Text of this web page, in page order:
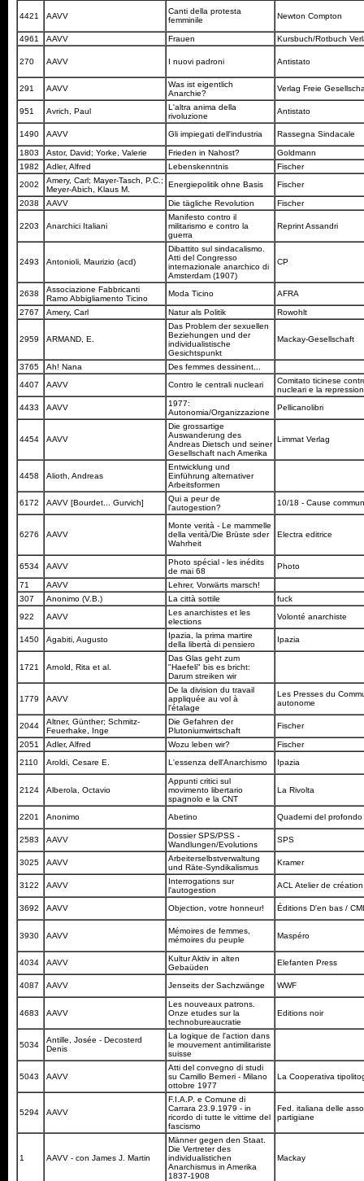
4421 AAVV
Canti della protesta
femminile
Newton Compton
4961 AAVV Frauen Kursbuch/Rotbuch
270 AAVV I nuovi padroni Antistato
291 AAVV
Was ist eigentlich
Anarchie?
Verlag Freie
951 Avrich, Paul
L'altra anima della
rivoluzione
Antistato
1490 AAVV Gli impiegati dell'industria Rassegna Sindacale
1803 Astor, David; Yorke, Valerie Frieden in Nahost?
Goldmann
1982
Adler, Alfred Lebenskenntnis
Fischer
2002
Amery, Carl; Mayer-Tasch, P.C.;
Meyer-Abich, Klaus M.
Energiepolitik ohne Basis Fischer
2038 AAVV Die tägliche Revolution Fischer
2203 Anarchici Italiani
Manifesto contro il
militarismo e contro la
guerra
Reprint Assandri
2493 Antonioli, Maurizio (acd)
Dibattito sul sindacalismo.
Atti del Congresso
internazionale anarchico di
Amsterdam (1907)
CP
2638
Associazione Fabbricanti
Ramo Abbigliamento Ticino
Moda Ticino AFRA
2767 Amery, Carl Natur als Politik Rowohlt
2959 ARMAND, E.
Das Problem der sexuellen
Beziehungen und der
individualistische
Gesichtspunkt
Mackay-Gesellschaft
3765 Ah! Nana
Des femmes dessinent...
4407
AAVV Contro le centrali nucleari
Comitato ticinese
nucleari e la
4433
AAVV
1977:
Autonomia/Organizzazione
Pellicanolibri
4454 AAVV
Die grossartige
Auswanderung des
Andreas Dietsch und seiner
Gesellschaft nach Amerika
Limmat Verlag
4458 Alioth, Andreas
Entwicklung und
Einführung alternativer
Arbeitsformen
6172
AAVV [Bourdet... Gurvich]
Qui a peur de
l'autogestion?
10/18 - Cause
6276 AAVV
Monte verità - Le mammelle
della verità/Die Brüste sder
Wahrheit
Electra editrice
6534 AAVV
Photo spécial - les inédits
de mai 68
Photo
71 AAVV
Lehrer, Vorwärts marsch!
307
Anonimo (V.B.) La città sottile
fuck
922
AAVV
Les anarchistes et les
elections
Volonté anarchiste
1450 Agabiti, Augusto
Ipazia, la prima martire
della libertà di pensiero
Ipazia
1721 Arnold, Rita et al.
Das Glas geht zum
"Haefeli" bis es bricht:
Darum streiken wir
1779 AAVV
De la division du travail
appliquée au vol à
l'étalage
Les Presses du
autonome
2044
Altner, Günther; Schmitz-
Feuerhake, Inge
Die Gefahren der
Plutoniumwirtschaft
Fischer
2051 Adler, Alfred Wozu leben wir?
Fischer
2110
Aroldi, Cesare E. L'essenza dell'Anarchismo Ipazia
2124 Alberola, Octavio
Appunti critici sul
movimento libertario
spagnolo e la CNT
La Rivolta
2201 Anonimo Abetino Quaderni del
2583 AAVV
Dossier SPS/PSS -
Wandlungen/Evolutions
SPS
3025 AAVV
Arbeiterselbstverwaltung
und Räte-Syndikalismus
Kramer
3122 AAVV
Interrogations sur
l'autogestion
ACL Atelier de
3692 AAVV Objection, votre honneur! Éditions D'en bas /
3930 AAVV
Mémoires de femmes,
mémoires du peuple
Maspéro
4034 AAVV
Kultur Aktiv in alten
Gebaüden
Elefanten Press
4087 AAVV Jenseits der Sachzwänge WWF
4683 AAVV
Les nouveaux patrons.
Onze etudes sur la
technobureaucratie
Editions noir
5034
Antille, Josée - Decosterd
Denis
La logique de l'action dans
le mouvement antimilitariste
suisse
5043 AAVV
Atti del convegno di studi
su Camillo Berneri - Milano
ottobre 1977
La Cooperativa
5294 AAVV
F.I.A.P. e Comune di
Carrara 23.9.1979 - in
ricordo di tutte le vittime del
fascismo
Fed. italiana delle
partigiane
1 AAVV - con James J. Martin
Männer gegen den Staat.
Die Vertreter des
individualistichen
Anarchismus in Amerika
1837-1908
Mackay